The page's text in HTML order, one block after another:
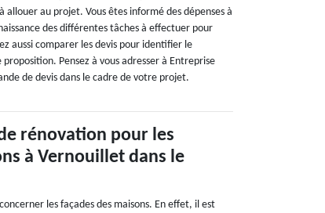
au projet. Vous êtes informé des dépenses à
des différentes tâches à effectuer pour
aussi comparer les devis pour identifier le
Pensez à vous adresser à Entreprise
de devis dans le cadre de votre projet.
rénovation pour les
à Vernouillet dans le
les façades des maisons. En effet, il est